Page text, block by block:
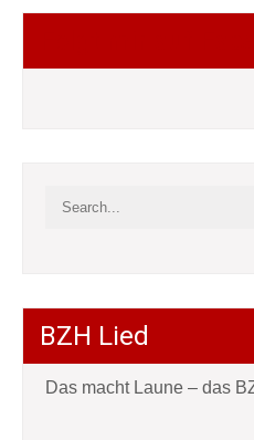
BZH Lied
Das macht Laune – das